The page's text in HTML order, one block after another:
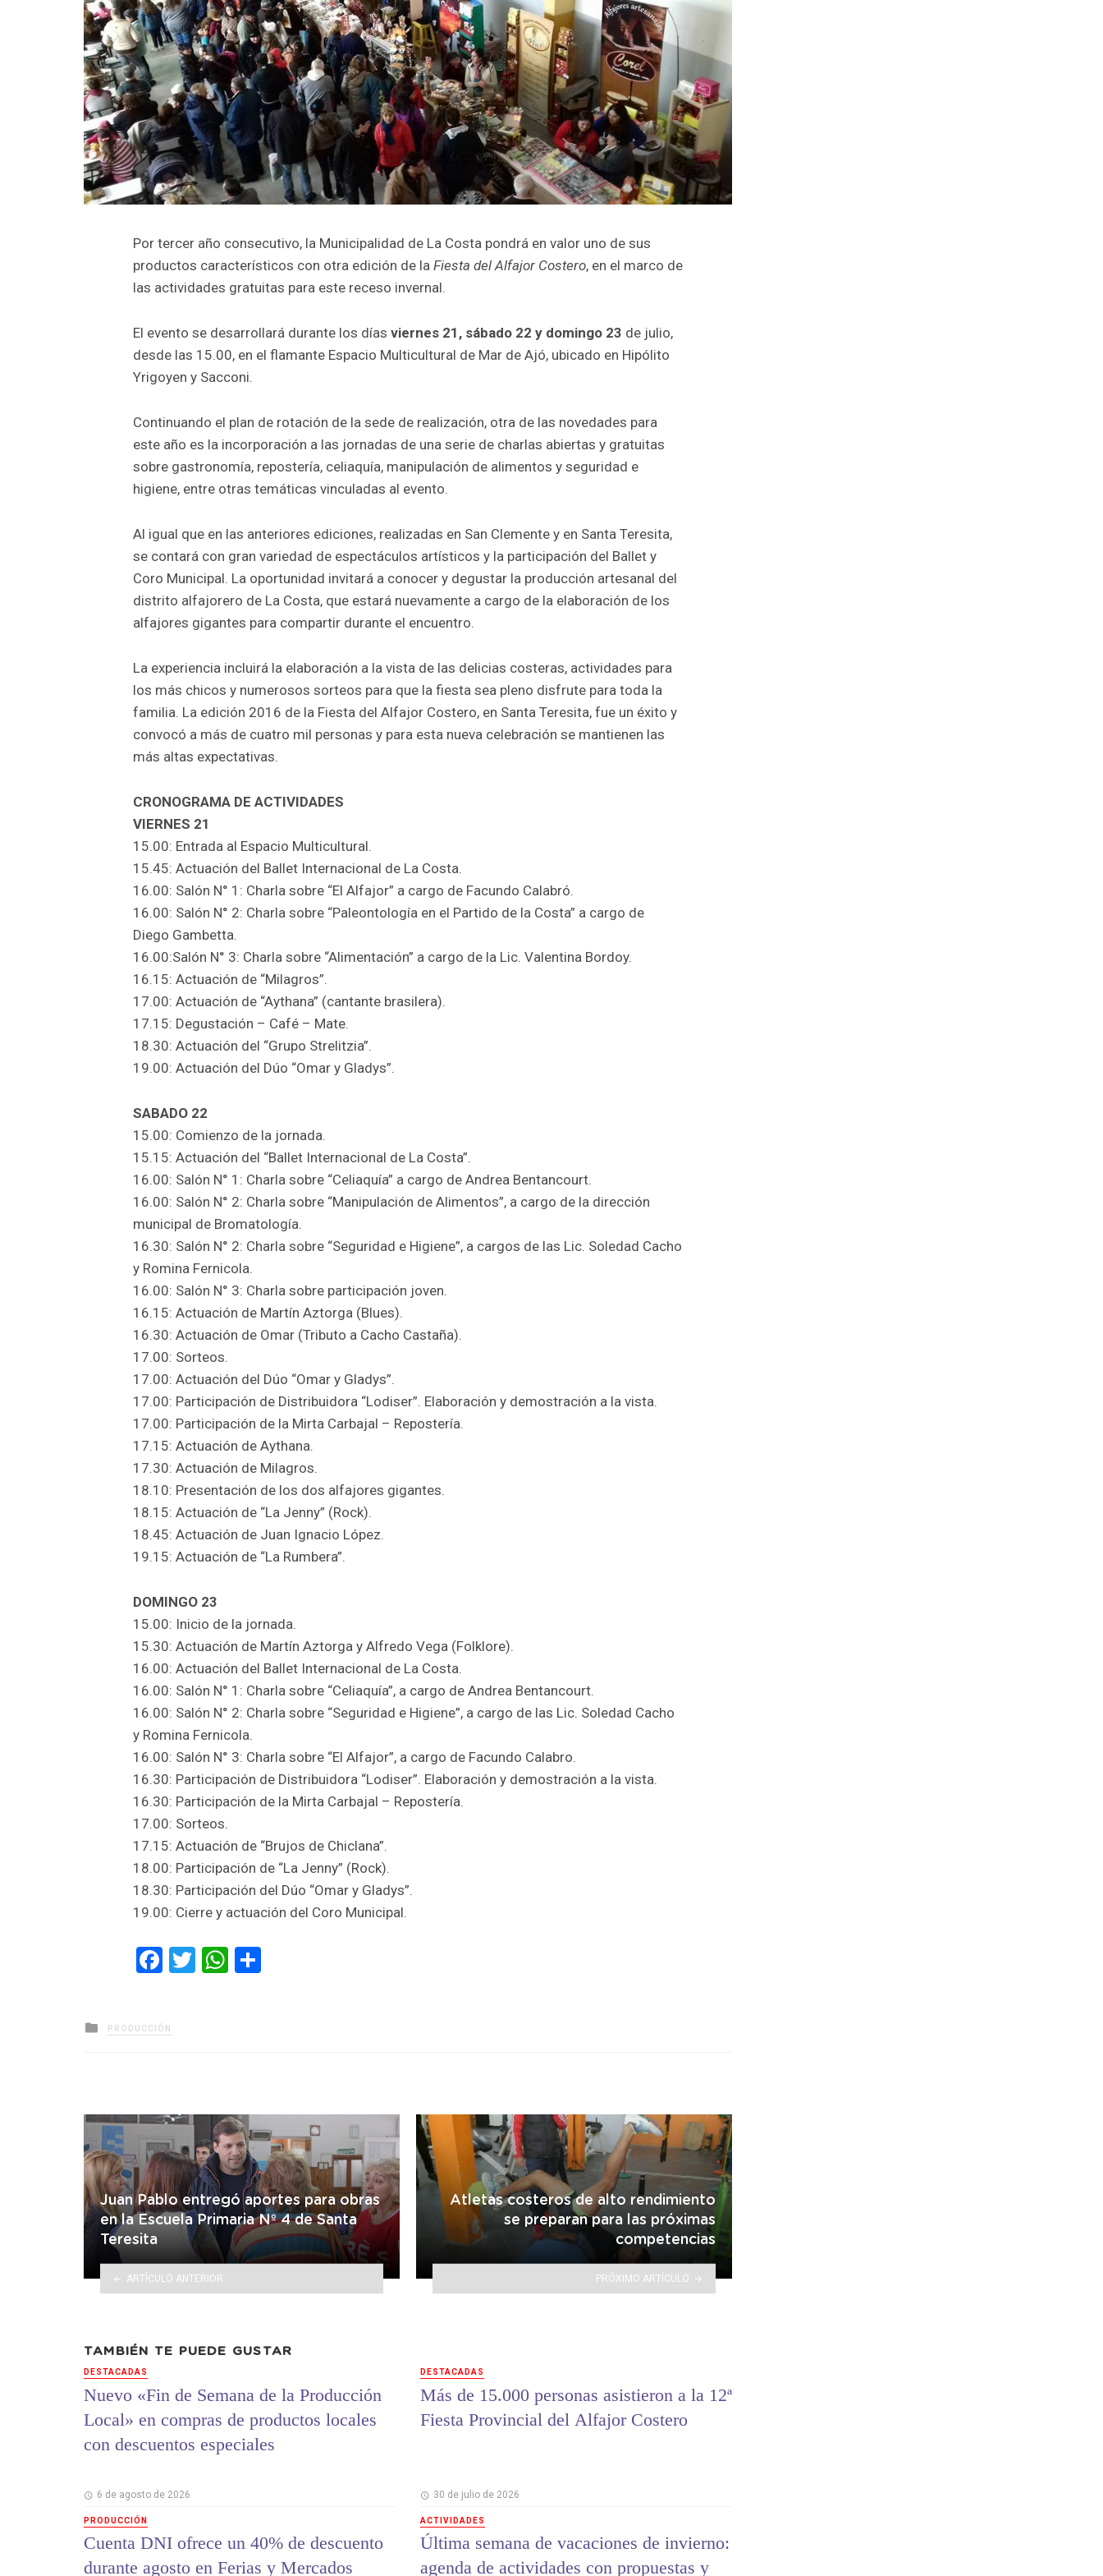
Por tercer año consecutivo, la Municipalidad de La Costa pondrá en valor uno de sus
productos característicos con otra edición de la Fiesta del Alfajor Costero, en el marco de
las actividades gratuitas para este receso invernal.
El evento se desarrollará durante los días viernes 21, sábado 22 y domingo 23 de julio,
desde las 15.00, en el flamante Espacio Multicultural de Mar de Ajó, ubicado en Hipólito
Yrigoyen y Sacconi.
Continuando el plan de rotación de la sede de realización, otra de las novedades para
este año es la incorporación a las jornadas de una serie de charlas abiertas y gratuitas
sobre gastronomía, repostería, celiaquía, manipulación de alimentos y seguridad e
higiene, entre otras temáticas vinculadas al evento.
Al igual que en las anteriores ediciones, realizadas en San Clemente y en Santa Teresita,
se contará con gran variedad de espectáculos artísticos y la participación del Ballet y
Coro Municipal. La oportunidad invitará a conocer y degustar la producción artesanal del
distrito alfajorero de La Costa, que estará nuevamente a cargo de la elaboración de los
alfajores gigantes para compartir durante el encuentro.
La experiencia incluirá la elaboración a la vista de las delicias costeras, actividades para
los más chicos y numerosos sorteos para que la fiesta sea pleno disfrute para toda la
familia. La edición 2016 de la Fiesta del Alfajor Costero, en Santa Teresita, fue un éxito y
convocó a más de cuatro mil personas y para esta nueva celebración se mantienen las
más altas expectativas.
CRONOGRAMA DE ACTIVIDADES
VIERNES 21
15.00: Entrada al Espacio Multicultural.
15.45: Actuación del Ballet Internacional de La Costa.
16.00: Salón N° 1: Charla sobre “El Alfajor” a cargo de Facundo Calabró.
16.00: Salón N° 2: Charla sobre “Paleontología en el Partido de la Costa” a cargo de
Diego Gambetta.
16.00:Salón N° 3: Charla sobre “Alimentación” a cargo de la Lic. Valentina Bordoy.
16.15: Actuación de “Milagros”.
17.00: Actuación de “Aythana” (cantante brasilera).
17.15: Degustación – Café – Mate.
18.30: Actuación del “Grupo Strelitzia”.
19.00: Actuación del Dúo “Omar y Gladys”.
SABADO 22
15.00: Comienzo de la jornada.
15.15: Actuación del “Ballet Internacional de La Costa”.
16.00: Salón N° 1: Charla sobre “Celiaquía” a cargo de Andrea Bentancourt.
16.00: Salón N° 2: Charla sobre “Manipulación de Alimentos”, a cargo de la dirección
municipal de Bromatología.
16.30: Salón N° 2: Charla sobre “Seguridad e Higiene”, a cargos de las Lic. Soledad Cacho
y Romina Fernicola.
16.00: Salón N° 3: Charla sobre participación joven.
16.15: Actuación de Martín Aztorga (Blues).
16.30: Actuación de Omar (Tributo a Cacho Castaña).
17.00: Sorteos.
17.00: Actuación del Dúo “Omar y Gladys”.
17.00: Participación de Distribuidora “Lodiser”. Elaboración y demostración a la vista.
17.00: Participación de la Mirta Carbajal – Repostería.
17.15: Actuación de Aythana.
17.30: Actuación de Milagros.
18.10: Presentación de los dos alfajores gigantes.
18.15: Actuación de “La Jenny” (Rock).
18.45: Actuación de Juan Ignacio López.
19.15: Actuación de “La Rumbera”.
DOMINGO 23
15.00: Inicio de la jornada.
15.30: Actuación de Martín Aztorga y Alfredo Vega (Folklore).
16.00: Actuación del Ballet Internacional de La Costa.
16.00: Salón N° 1: Charla sobre “Celiaquía”, a cargo de Andrea Bentancourt.
16.00: Salón N° 2: Charla sobre “Seguridad e Higiene”, a cargo de las Lic. Soledad Cacho
y Romina Fernicola.
16.00: Salón N° 3: Charla sobre “El Alfajor”, a cargo de Facundo Calabro.
16.30: Participación de Distribuidora “Lodiser”. Elaboración y demostración a la vista.
16.30: Participación de la Mirta Carbajal – Repostería.
17.00: Sorteos.
17.15: Actuación de “Brujos de Chiclana”.
18.00: Participación de “La Jenny” (Rock).
18.30: Participación del Dúo “Omar y Gladys”.
19.00: Cierre y actuación del Coro Municipal.
Facebook
TwitterWhatsApp
Posted
in
PRODUCCIÓN
Juan Pablo entregó aportes para obras
en la Escuela Primaria Nº 4 de Santa
Teresita
ARTÍCULO ANTERIOR
Atletas costeros de alto rendimiento
se preparan para las próximas
competencias
PRÓXIMO ARTÍCULO
TAMBIÉN TE PUEDE GUSTAR
DESTACADAS
Nuevo «Fin de Semana de la Producción
Local» en compras de productos locales
con descuentos especiales
6 de agosto de 2026
PRODUCCIÓN
Cuenta DNI ofrece un 40% de descuento
durante agosto en Ferias y Mercados
DESTACADAS
Más de 15.000 personas asistieron a la 12ª
Fiesta Provincial del Alfajor Costero
30 de julio de 2026
ACTIVIDADES
Última semana de vacaciones de invierno:
agenda de actividades con propuestas y